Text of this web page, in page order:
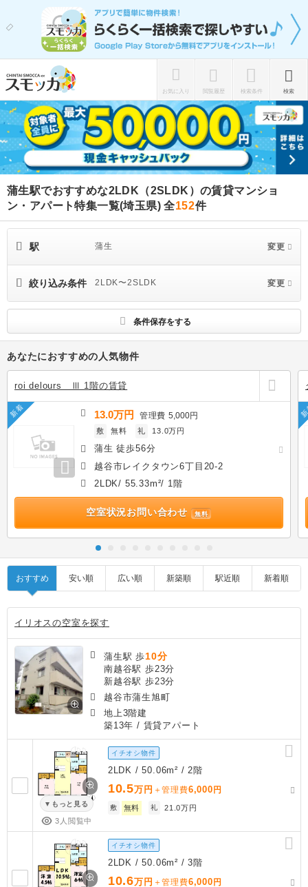
お気に入り 閲覧履歴 検索条件 検索
蒲生駅でおすすめな2LDK（2SLDK）の賃貸マンショ
ン・アパート特集一覧(埼玉県)全152件
駅 蒲生 変更
絞り込み条件 2LDK〜2SLDK 変更
条件保存をする
あなたにおすすめの人気物件
roi delours Ⅲ 1階の賃貸
新着 13.0万円 管理費5,000円
敷 無料 礼 13.0万円
蒲生 徒歩56分
越谷市レイクタウン6丁目20-2
2LDK/ 55.33m²/ 1階
空室状況お問い合わせ 無料
おすすめ 安い順 広い順 新築順 駅近順 新着順
イリオスの空室を探す
蒲生駅 歩10分
南越谷駅 歩23分
新越谷駅 歩23分
越谷市蒲生旭町
地上3階建
築13年 / 賃貸アパート
もっと見る
3人閲覧中
イチオシ物件
2LDK / 50.06m² / 2階
10.5万円 ＋管理費6,000 円
敷 無料 礼 21.0万円
イチオシ物件
2LDK / 50.06m² / 3階
10.6万円 ＋管理費6,000 円